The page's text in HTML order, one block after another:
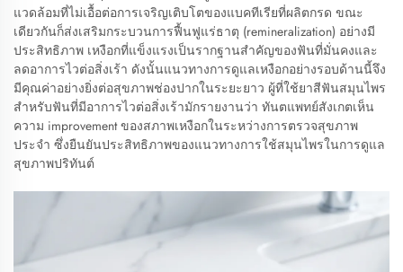
แวดล้อมที่ไม่เอื้อต่อการเจริญเติบโตของแบคทีเรียที่ผลิตกรด ขณะ
เดียวกันก็ส่งเสริมกระบวนการฟื้นฟูแร่ธาตุ (remineralization) อย่างมี
ประสิทธิภาพ เหงือกที่แข็งแรงเป็นรากฐานสำคัญของฟันที่มั่นคงและ
ลดอาการไวต่อสิ่งเร้า ดังนั้นแนวทางการดูแลเหงือกอย่างรอบด้านนี้จึง
มีคุณค่าอย่างยิ่งต่อสุขภาพช่องปากในระยะยาว ผู้ที่ใช้ยาสีฟันสมุนไพร
สำหรับฟันที่มีอาการไวต่อสิ่งเร้ามักรายงานว่า ทันตแพทย์สังเกตเห็น
ความ improvement ของสภาพเหงือกในระหว่างการตรวจสุขภาพ
ประจำ ซึ่งยืนยันประสิทธิภาพของแนวทางการใช้สมุนไพรในการดูแล
สุขภาพปริทันต์